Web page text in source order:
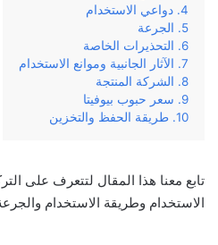
دواعي الاستخدام
الجرعة
التحذيرات الخاصة
الآثار الجانبية وموانع الاستخدام
الشركة المنتجة
سعر حبوب بيوفيتا
طريقة الحفظ والتخزين
تابع معنا هذا المقال لتتعرف على
الاستخدام وطريقة الاستخدام